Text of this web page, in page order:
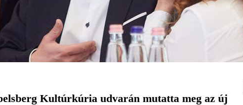
Kultúrkúria udvarán mutatta meg az új